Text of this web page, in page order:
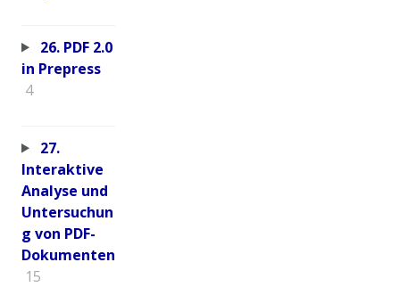
26. PDF 2.0
in Prepress
4
27.
Interaktive
Analyse und
Untersuchun
g von PDF-
Dokumenten
15